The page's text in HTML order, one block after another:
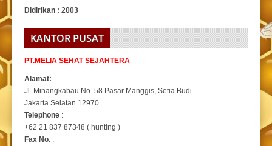
Didirikan : 2003
KANTOR PUSAT
PT.MELIA SEHAT SEJAHTERA
Alamat:
Jl. Minangkabau No. 58 Pasar Manggis, Setia Budi
Jakarta Selatan 12970
Telephone :
+62 21 837 87348 ( hunting )
Fax No. :